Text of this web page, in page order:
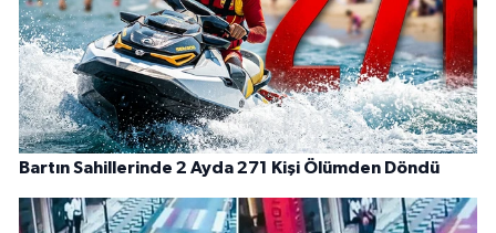
Bartın Sahillerinde 2 Ayda 271 Kişi Ölümden Döndü